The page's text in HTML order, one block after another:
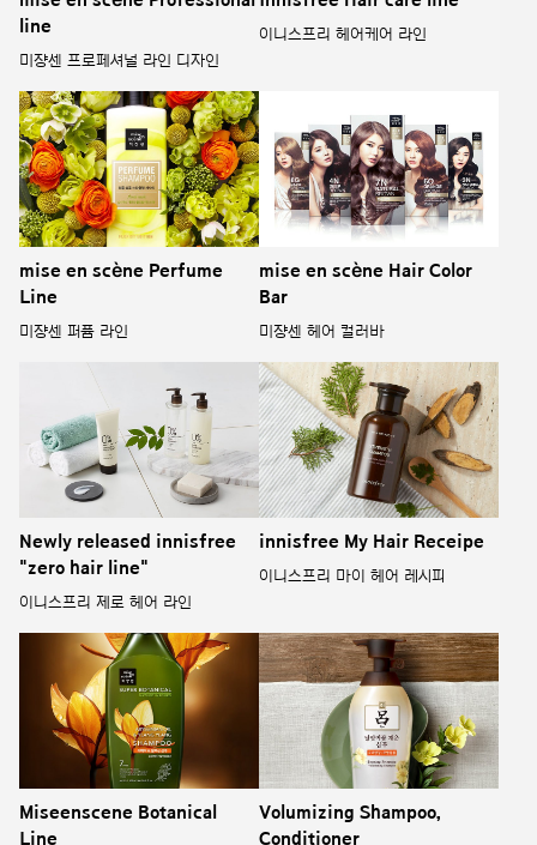
line
미쟝센 프로페셔널 라인 디자인
이니스프리 헤어케어 라인
mise en scène Perfume
Line
미쟝센 퍼퓸 라인
mise en scène Hair Color
Bar
미쟝센 헤어 컬러바
Newly released innisfree
"zero hair line"
이니스프리 제로 헤어 라인
innisfree My Hair Receipe
이니스프리 마이 헤어 레시피
Miseenscene Botanical
Line
Volumizing Shampoo,
Conditioner